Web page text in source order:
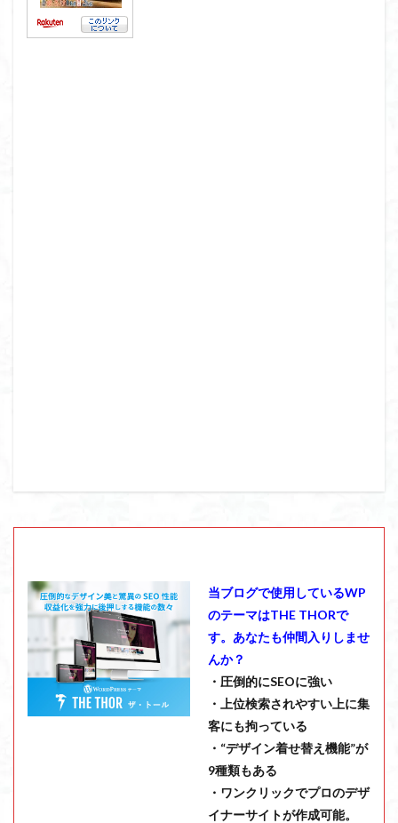
当ブログで使用しているWP
のテーマはTHE THORで
す。あなたも仲間入りしませ
んか？
・圧倒的にSEOに強い
・上位検索されやすい上に集
客にも拘っている
・“デザイン着せ替え機能”が
9種類もある
・ワンクリックでプロのデザ
イナーサイトが作成可能。